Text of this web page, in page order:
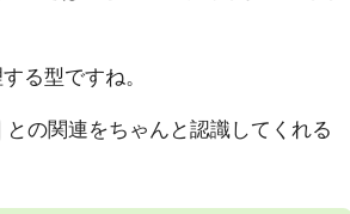
る型ですね。
との関連をちゃんと認識してくれる